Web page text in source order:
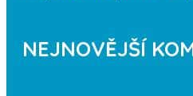
NEJNOVĚJŠÍ